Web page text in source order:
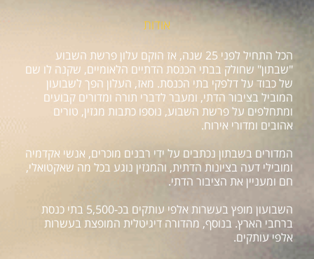
אודות
הכל התחיל לפני 25 שנה, אז הוקם עלון פרשת השבוע
"שבתון" שחולק בבתי הכנסת הדתיים הלאומיים, שקנה לו שם
של כבוד על דלפקי בתי הכנסת. מאז, העלון הפך לשבועון
המוביל בציבור הדתי, ומעבר לדברי תורה ומדורים קבועים
ומתחלפים על פרשת השבוע, נוספו כתבות מגזין, טורים
אהובים ומדורי אירוח.
המדורים בשבתון נכתבים על ידי רבנים מוכרים, אנשי אקדמיה
ומובילי דעה בציונות הדתית, והמגזין נוגע בכל מה שאקטואלי,
חם ומעניין את הציבור הדתי.
השבועון מופץ בעשרות אלפי עותקים בכ-5,500 בתי כנסת
ברחבי הארץ. בנוסף, מהדורה דיגיטלית המופצת בעשרות
אלפי עותקים.